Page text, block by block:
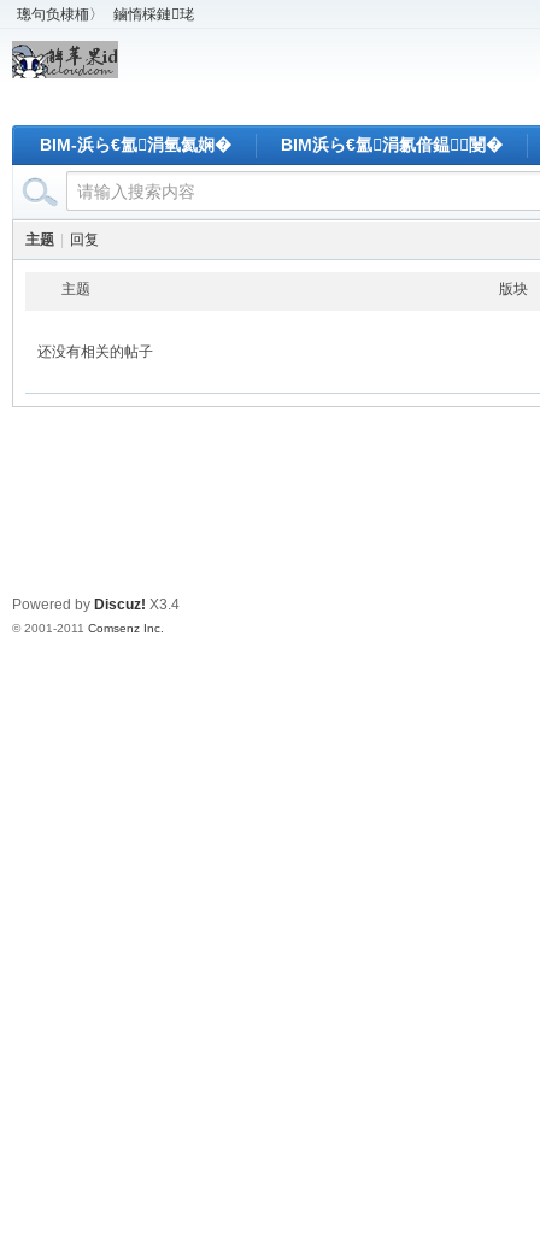
璁句负棣栭〉 鏀惰棌鏈珯
BIM-浜ら€氳涓氫氦娴� BIM浜ら€氳涓氱偣鎾闄�
主题 回复
主题 版块
还没有相关的帖子
Powered by Discuz! X3.4
© 2001-2011 Comsenz Inc.